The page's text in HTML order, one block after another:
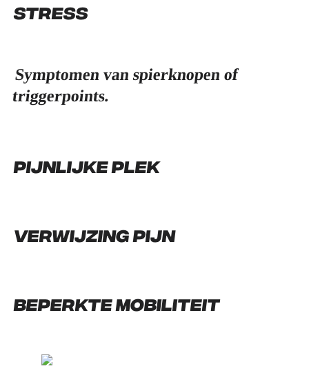
Stress
Symptomen van spierknopen of
triggerpoints.
Pijnlijke plek
Verwijzing pijn
Beperkte mobiliteit